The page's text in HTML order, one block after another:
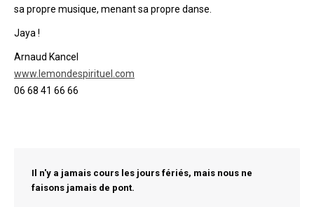
sa propre musique, menant sa propre danse.
Jaya !
Arnaud Kancel
www.lemondespirituel.com
06 68 41 66 66
Il n'y a jamais cours les jours fériés, mais nous ne
faisons jamais de pont.